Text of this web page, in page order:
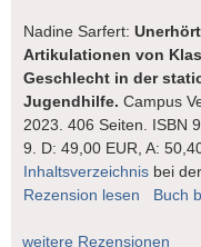
Nadine Sarfert:
Artikulationen von
Geschlecht in der
Jugendhilfe.Campus
2023. 406 Seiten. ISBN
9. D: 49,00 EUR, A:
Inhaltsverzeichnis bei
Rezension lesen
Buch
weitere Rezensionen